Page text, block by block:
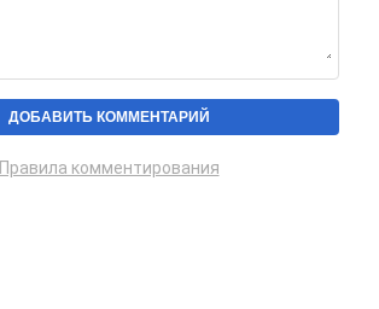
Правила комментирования